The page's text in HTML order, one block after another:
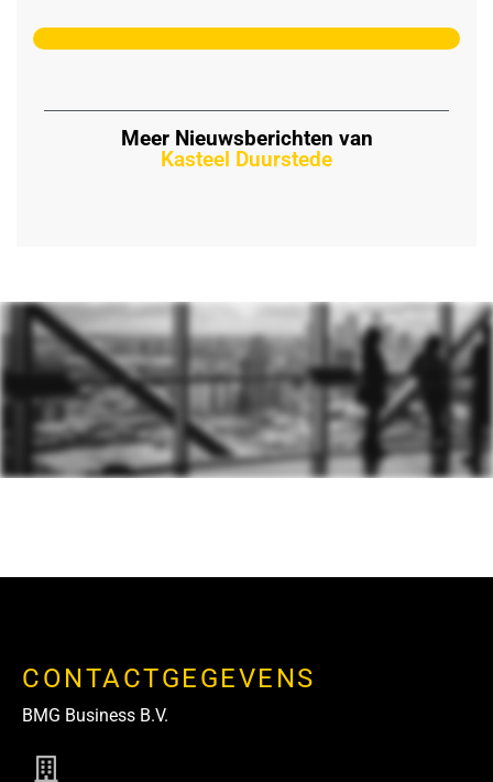
Meer Nieuwsberichten van
Kasteel Duurstede
CONTACTGEGEVENS
BMG Business B.V.